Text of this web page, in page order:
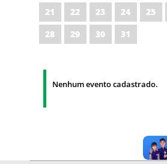
21
22 23 24 25
28
29 30 31
Nenhum evento cadastrado.